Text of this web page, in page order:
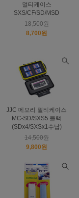
멀티케이스
SXS/CF/SD/MSD
18,500원
8,700원
JJC 메모리 멀티케이스
MC-SD/SXS5 블랙
(SDx4/SXSx1수납)
14,500원
9,800원